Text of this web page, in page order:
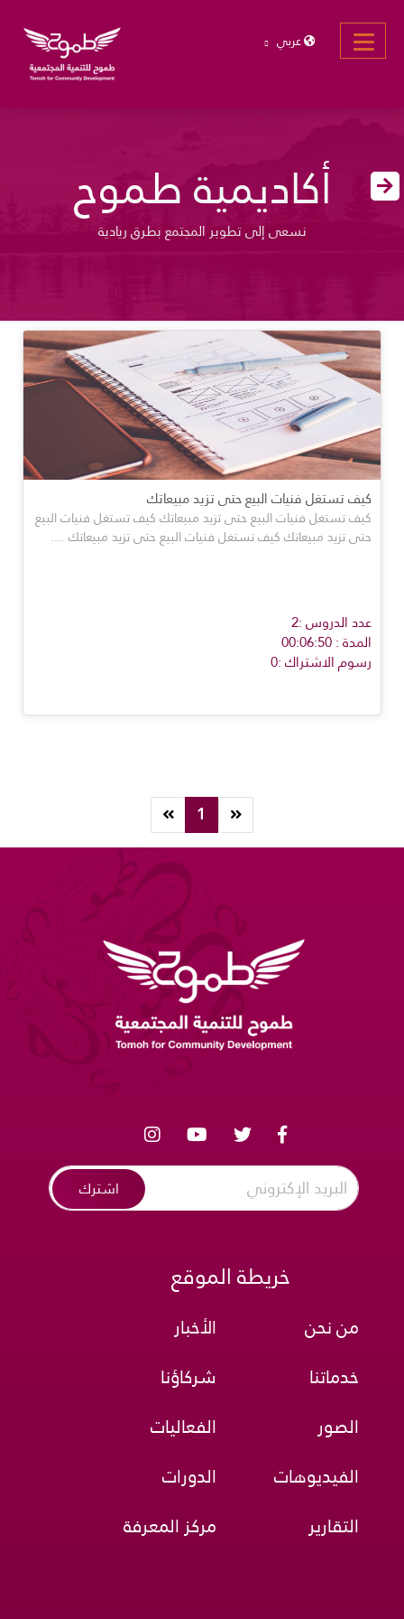
عربي
أكاديمية طموح
نسعى إلى تطوبر المجتمع بطرق ريادية
كيف تستغل فنيات البيع حتى تزيد مبيعاتك
كيف تستغل فنيات البيع حتى تزيد مبيعاتك كيف تستغل فنيات البيع
حتى تزيد مبيعاتك كيف تستغل فنيات البيع حتى تزيد مبيعاتك....
عدد الدروس :2
المدة : 00:06:50
رسوم الاشتراك :0
1
اشترك
خريطة الموقع
من نحن
خدماتنا
الصور
الفيديوهات
التقارير
الأخبار
شركاؤنا
الفعاليات
الدورات
مركز المعرفة